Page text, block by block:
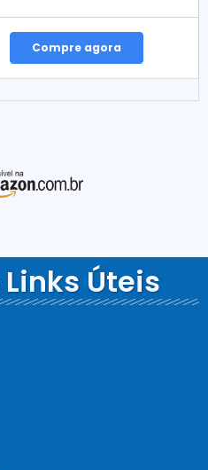
Compre agora
Úteis